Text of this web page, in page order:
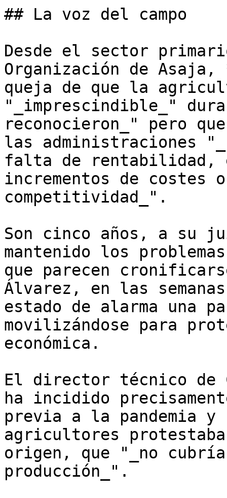
## La voz del campo
Desde el sector
Organización de
queja de que la
"_imprescindible_"
reconocieron_" pero
las administraciones
falta de rentabilidad,
incrementos de
competitividad_".
Son cinco años, a su
mantenido los
que parecen
Álvarez, en las
estado de alarma una
movilizándose para
económica.
El director técnico de
ha incidido
previa a la pandemia y
agricultores
origen, que "_no
producción_".